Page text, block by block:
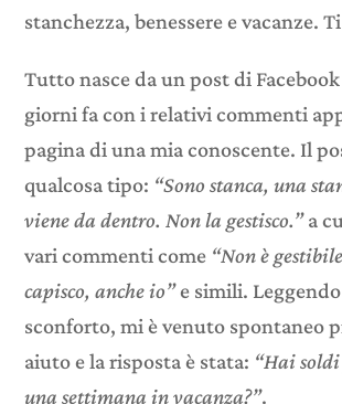
stanchezza, benessere e vacanze. Ti
Tutto nasce da un post di
giorni fa con i relativi commenti
pagina di una mia conoscente. Il
qualcosa tipo: “Sono stanca, una
viene da dentro. Non la gestisco.”a
vari commenti come “Non è
capisco, anche io”e simili.
sconforto, mi è venuto spontaneo
aiuto e la risposta è stata: “Hai
una settimana in vacanza?”.